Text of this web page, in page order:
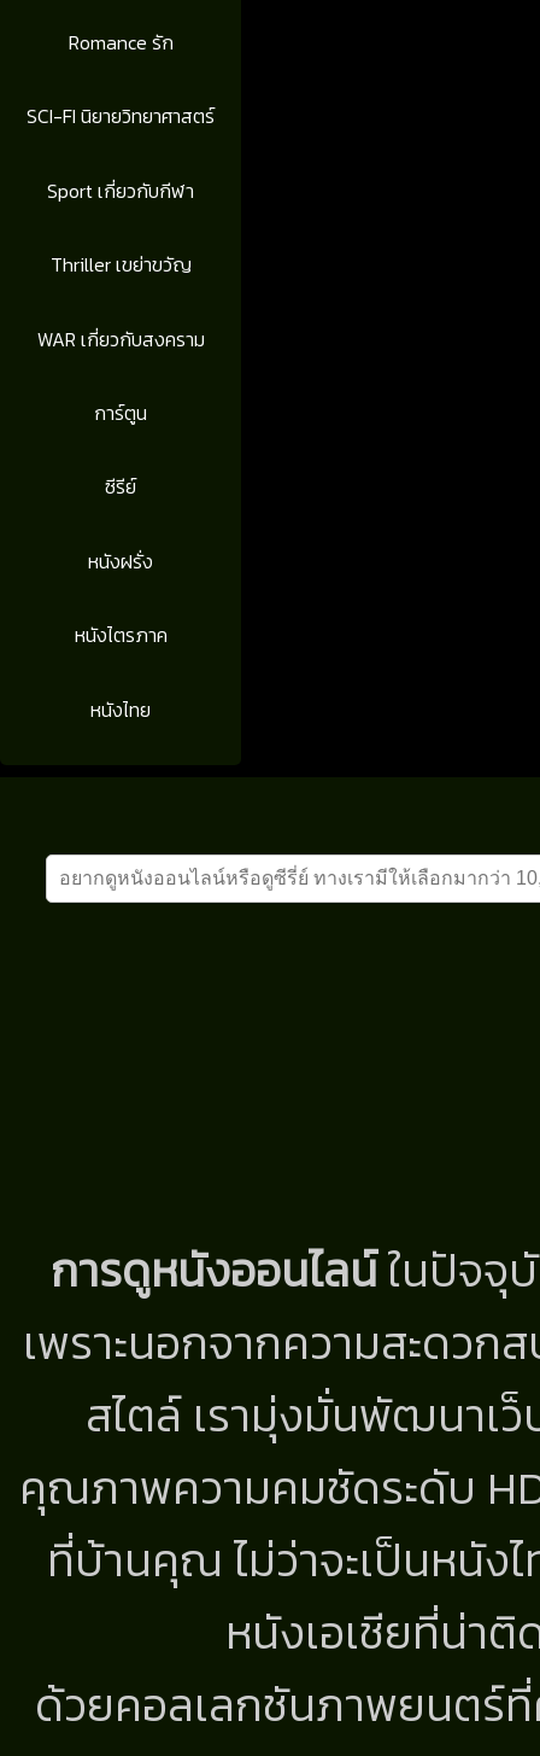
Romance รัก
SCI-FI นิยายวิทยาศาสตร์
Sport เกี่ยวกับกีฬา
Thriller เขย่าขวัญ
WAR เกี่ยวกับสงคราม
การ์ตูน
ซีรีย์
หนังฝรั่ง
หนังไตรภาค
หนังไทย
การดูหนังออนไลน์ในปัจจุ
เพราะนอกจากความสะดว
สไตล์ เรามุ่งมั่นพัฒนาเ
คุณภาพความคมชัดระดับ
ที่บ้านคุณ ไม่ว่าจะเป็นหนั
หนังเอเชียที่น่า
ด้วยคอลเลกชันภาพยนตร์